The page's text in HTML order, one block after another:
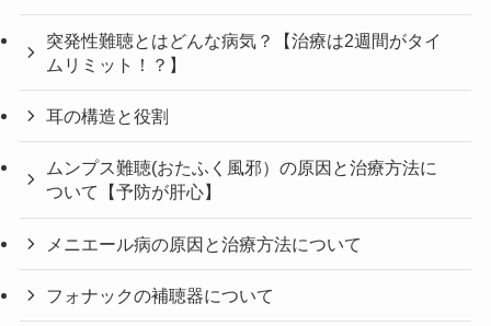
突発性難聴とはどんな病気？【治療は2週間がタイ
ムリミット！？】
耳の構造と役割
ムンプス難聴(おたふく風邪）の原因と治療方法に
ついて【予防が肝心】
メニエール病の原因と治療方法について
フォナックの補聴器について